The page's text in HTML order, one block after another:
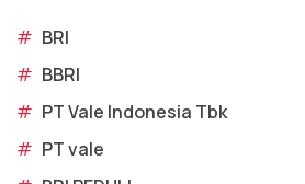
# BRI
# BBRI
# PT Vale Indonesia Tbk
# PT vale